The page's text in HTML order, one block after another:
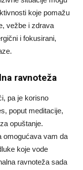
koje pomažu
vežbe i zdrava
i fokusirani,
ravnoteža
pa je korisno
poput meditacije,
opuštanje.
omogućava vam da
koje vode
ravnoteža sada